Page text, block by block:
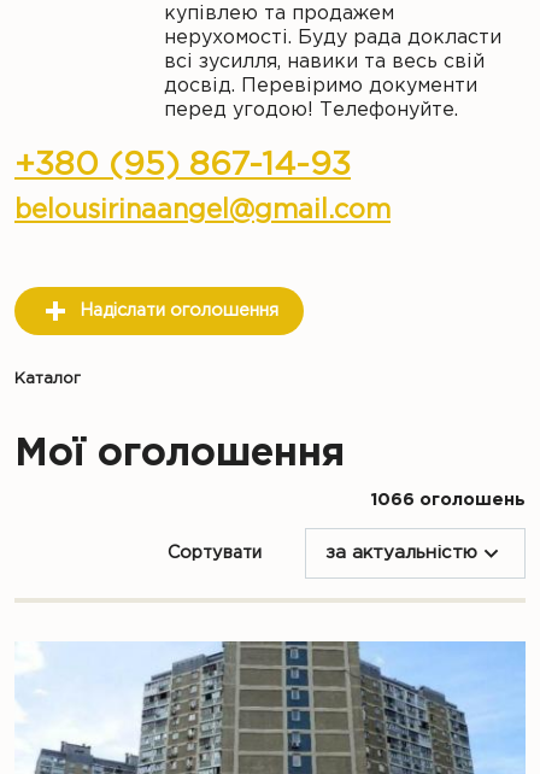
купівлею та продажем
нерухомості. Буду рада докласти
всі зусилля, навики та весь свій
досвід. Перевіримо документи
перед угодою! Телефонуйте.
+380 (95) 867-14-93
belousirinaangel@gmail.com
Надіслати оголошення
Каталог
Мої оголошення
1066 оголошень
Сортувати за актуальністю